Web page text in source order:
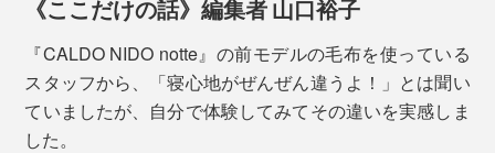
《ここだけの話》編集者 山口裕子
『CALDO NIDO notte』の前モデルの毛布を使っている
スタッフから、「寝心地がぜんぜん違うよ！」とは聞い
ていましたが、自分で体験してみてその違いを実感しま
した。